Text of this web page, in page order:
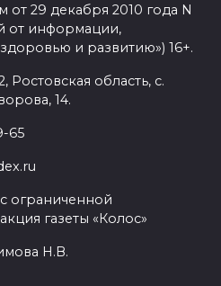
29 декабря 2010 года N
от информации,
и развитию») 16+.
область, с.
14.
65
ограниченной
газеты «Колос»
Н.В.